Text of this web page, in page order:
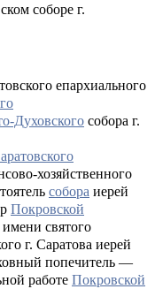
соборе г.
епархиального
Духовского собора г.
хозяйственного
собора иерей
Покровской
имени святого
г. Саратова иерей
попечитель —
работе Покровской